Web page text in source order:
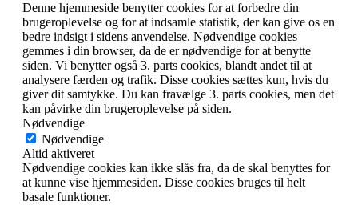
Denne hjemmeside benytter cookies for at forbedre din
brugeroplevelse og for at indsamle statistik, der kan give os en
bedre indsigt i sidens anvendelse. Nødvendige cookies
gemmes i din browser, da de er nødvendige for at benytte
siden. Vi benytter også 3. parts cookies, blandt andet til at
analysere færden og trafik. Disse cookies sættes kun, hvis du
giver dit samtykke. Du kan fravælge 3. parts cookies, men det
kan påvirke din brugeroplevelse på siden.
Nødvendige
Nødvendige
Altid aktiveret
Nødvendige cookies kan ikke slås fra, da de skal benyttes for
at kunne vise hjemmesiden. Disse cookies bruges til helt
basale funktioner.